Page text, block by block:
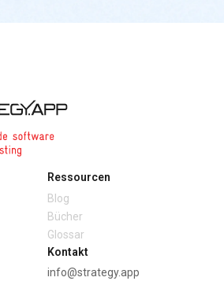
Ressourcen
Blog
Bücher
Glossar
Kontakt
info@strategy.app